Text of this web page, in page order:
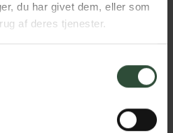
du har givet dem, eller som
af deres tjenester.
du efter?
marsvin og andre